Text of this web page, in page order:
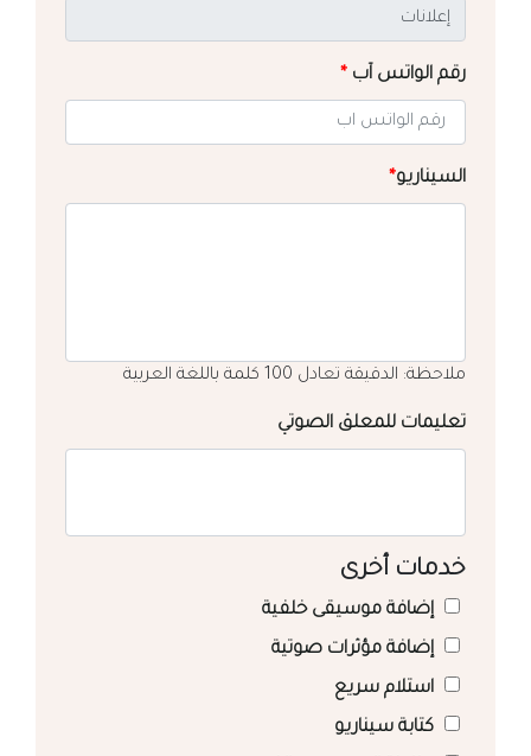
رقم الواتس آب *
السيناريو*
ملاحظة: الدقيقة تعادل 100 كلمة باللغة العربية
تعليمات للمعلق الصوتي
خدمات أخرى
إضافة موسيقى خلفية
إضافة مؤثرات صوتية
استلام سريع
كتابة سيناريو